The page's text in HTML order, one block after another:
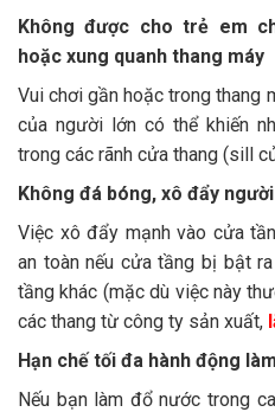
Không được cho trẻ em
hoặc xung quanh thang máy
Vui chơi gần hoặc trong thang
của người lớn có thể khiến
trong các rãnh cửa thang (sill
Không đá bóng, xô đẩy
Việc xô đẩy mạnh vào cửa
an toàn nếu cửa tầng bị bật
tầng khác (mặc dù việc này
các thang từ công ty sản xuất,
Hạn chế tối đa hành động
Nếu bạn làm đổ nước trong